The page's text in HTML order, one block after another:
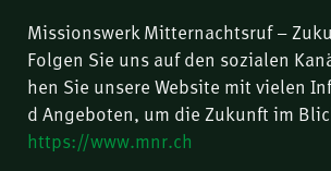
Missionswerk Mitternachtsruf –
Folgen Sie uns auf den sozialen
hen Sie unsere Website mit vielen
d Angeboten, um die Zukunft im
https://www.mnr.ch